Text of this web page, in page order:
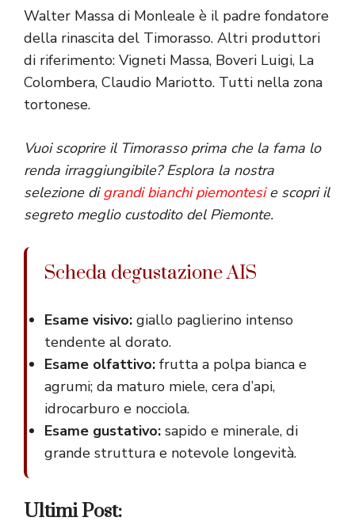
Walter Massa di Monleale è il padre fondatore
della rinascita del Timorasso. Altri produttori
di riferimento: Vigneti Massa, Boveri Luigi, La
Colombera, Claudio Mariotto. Tutti nella zona
tortonese.
Vuoi scoprire il Timorasso prima che la fama lo
renda irraggiungibile? Esplora la nostra
selezione digrandi bianchi piemontesie scopri il
segreto meglio custodito del Piemonte.
Scheda degustazione AIS
Esame visivo: giallo paglierino intenso
tendente al dorato.
Esame olfattivo: frutta a polpa bianca e
agrumi; da maturo miele, cera d’api,
idrocarburo e nocciola.
Esame gustativo: sapido e minerale, di
grande struttura e notevole longevità.
Ultimi Post: